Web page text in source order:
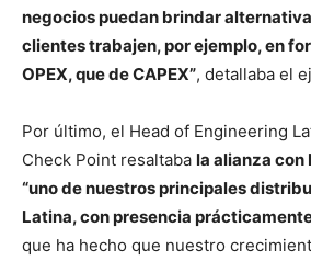
negocios puedan brindar
clientes trabajen, por ejemplo, en
OPEX, que de CAPEX”, detallaba el
Por último, el Head of Engineering
Check Point resaltaba la alianza con
“uno de nuestros principales
Latina, con presencia
que ha hecho que nuestro